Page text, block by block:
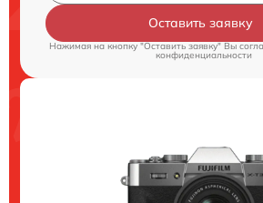
Оставить заявку
Нажимая на кнопку "Оставить заявку" Вы
конфиденциальности